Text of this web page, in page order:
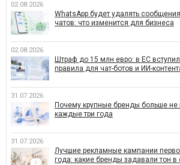
02.08.2026
WhatsApp будет удалять
чатов: что изменится для бизнеса
02.08.2026
Штраф до 15 млн евро: в ЕС
правила для чат-ботов и ИИ-
31.07.2026
Почему крупные бренды больше не
каждые три года
31.07.2026
Лучшие рекламные кампании
года: какие бренды задавали тон в